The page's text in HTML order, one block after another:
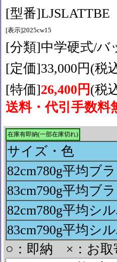
[型番]LJSLATTBE
[表示]2025cw15
[分類]中学硬式/バ
[定価]33,000円(税
[特価]26,400円 (税
送料・代引手数料
在庫有即納(一部在庫切れ)
サイズ・色
82cm780g平均ブ
83cm790g平均ブ
82cm780g平均シ
83cm790g平均シ
○：即納 ×：お取